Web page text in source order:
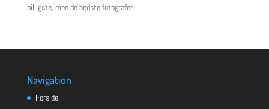
billigste, men de bedste fotografer.
Navigation
Forside